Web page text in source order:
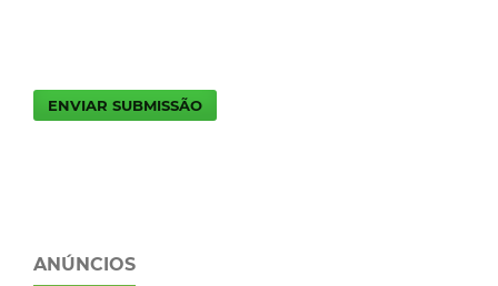
ENVIAR SUBMISSÃO
ANÚNCIOS